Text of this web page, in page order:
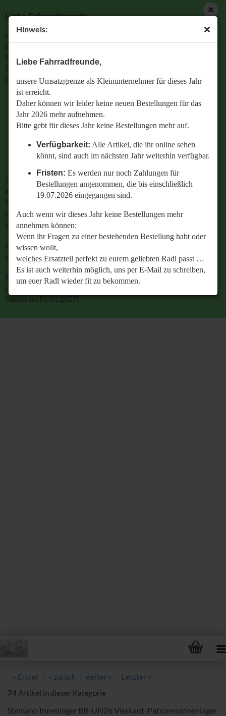
Hinweis:
Liebe Fahrradfreunde,
unsere Umsatzgrenze als Kleinunternehmer für dieses Jahr
ist erreicht.
Daher können wir leider keine neuen Bestellungen für das
Jahr 2026 mehr aufnehmen.
Bitte gebt für dieses Jahr keine Bestellungen mehr auf.
Verfügbarkeit: Alle Artikel, die ihr online sehen
könnt, sind auch im nächsten Jahr weiterhin verfügbar.
Fristen: Es werden nur noch Zahlungen für
Bestellungen angenommen, die bis einschließlich
19.07.2026 eingegangen sind.
Auch wenn wir dieses Jahr keine Bestellungen mehr
annehmen können:
Wenn ihr Fragen zu einer bestehenden Bestellung habt oder
wissen wollt,
welches Ersatzteil perfekt zu eurem geliebten Radl passt …
Es ist auch weiterhin möglich, uns per E-Mail zu schreiben,
um euer Radl wieder fit zu bekommen.
Retrobike wünscht euch eine gesunde Radlzeit und freut
Liebe Fahrradfreunde,
unsere Umsatzgrenze als Kleinunternehmer für dieses Jahr
ist erreicht.
Daher können wir leider keine neuen Bestellungen für das
Jahr 2026 mehr aufnehmen.
Bitte gebt für dieses Jahr keine Bestellungen mehr auf.
Verfügbarkeit: Alle Artikel, die ihr online sehen
könnt, sind auch im nächsten Jahr weiterhin
verfügbar.
Bestellungen angenommen, die bis einschließlich
19.07.2026 eingegangen sind.
Auch wenn wir dieses Jahr keine Bestellungen mehr
annehmen können:
Wenn ihr Fragen zu einer bestehenden Bestellung habt
oder wissen wollt,
welches Ersatzteil perfekt zu eurem geliebten Radl passt
…
Es ist auch weiterhin möglich, uns per E-Mail zu
schreiben, um euer Radl wieder fit zu bekommen.
Retrobike wünscht euch eine gesunde Radlzeit und freut
sich schon jetzt auf den gemeinsamen Start in die neue
Saison am 01.01.2027!
« Erster « zurück weiter »
Letzter »
74 Artikel in dieser Kategorie
Shimano Innenlager BB-UN26 Vierkant-Patroneninnenlager